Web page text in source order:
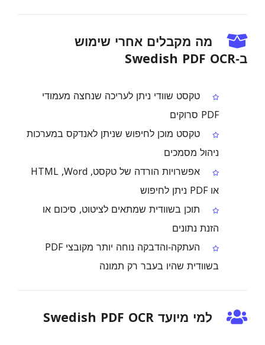
מה מקבלים אחרי שימוש
ב‑Swedish PDF OCR
טקסט שוודי ניתן לעריכה שנחצה מעמודי
PDF סרוקים
טקסט מוכן לחיפוש שניתן לאנדקס במערכות
ניהול מסמכים
אפשרויות הורדה של טקסט, ‏Word, ‏HTML
או PDF ניתן לחיפוש
תוכן בשוודית שמתאים לציטוט, סיכום או
הזנת נתונים
העתקה‑והדבקה נוחה יותר מקובצי PDF
בשוודית שהיו בעבר רק תמונה
למי מיועד Swedish PDF OCR